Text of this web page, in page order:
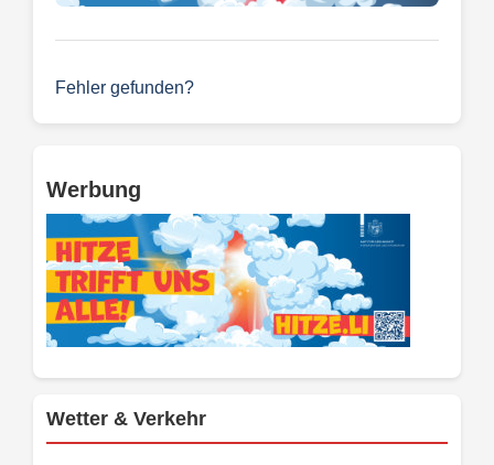
Fehler gefunden?
Werbung
Wetter & Verkehr